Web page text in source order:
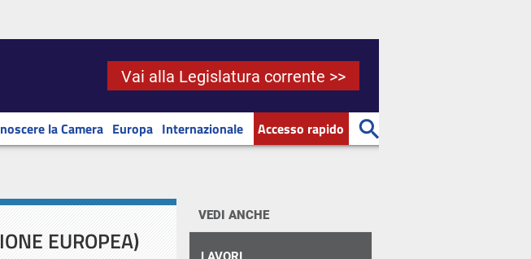
Vai alla Legislatura corrente >>
la Camera Europa Internazionale Accesso rapido
EUROPEA)
VEDI ANCHE